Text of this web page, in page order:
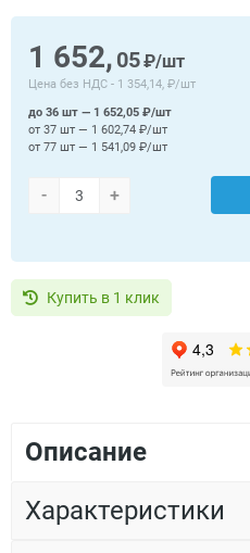
1 652, 05₽/шт
Цена без НДС - 1 354,14, ₽/шт
- +
до 36 шт — 1 652,05 ₽/шт
от 37 шт — 1 602,74 ₽/шт
от 77 шт — 1 541,09 ₽/шт
Купить в 1 клик
Описание
Характеристики